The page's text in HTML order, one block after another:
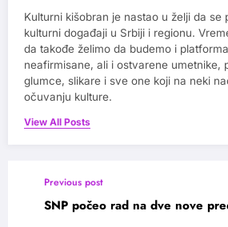
Kulturni kišobran je nastao u želji da se
kulturni događaji u Srbiji i regionu.
da takođe želimo da budemo i
neafirmisane, ali i ostvarene umetnike,
glumce, slikare i sve one koji na neki
očuvanju kulture.
View All Posts
Previous post
SNP počeo rad na dve nove